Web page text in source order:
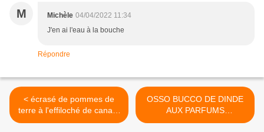
M Michèle 04/04/2022 11:34
J'en ai l'eau à la bouche
Répondre
< écrasé de pommes de
terre à l'effiloché de canard
façon parmentier/recette
OSSO BUCCO DE DINDE
AUX PARFUMS
D'AGRUMES >